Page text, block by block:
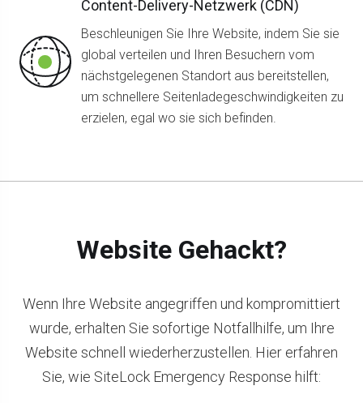
Content-Delivery-Netzwerk (CDN)
Beschleunigen Sie Ihre Website, indem Sie sie
global verteilen und Ihren Besuchern vom
nächstgelegenen Standort aus bereitstellen,
um schnellere Seitenladegeschwindigkeiten zu
erzielen, egal wo sie sich befinden.
Website Gehackt?
Wenn Ihre Website angegriffen und kompromittiert
wurde, erhalten Sie sofortige Notfallhilfe, um Ihre
Website schnell wiederherzustellen. Hier erfahren
Sie, wie SiteLock Emergency Response hilft: